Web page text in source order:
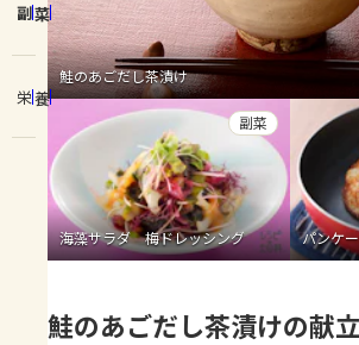
レシピ
トーク
よくあるお問い合わせ
お買い物
AJINOMOTO PARK とは
副菜
栄養
鮭のあごだし茶漬け
海藻サラダ 梅ドレッシング
副菜
パンケ
鮭のあごだし茶漬けの献立